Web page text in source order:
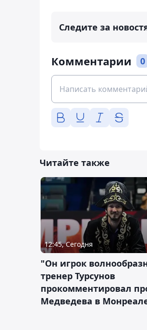
Следите за
Комментарии 0
Читайте также
12:45, Сегодня
"Он игрок
тренер Турсунов
прокомментировал
Медведева в